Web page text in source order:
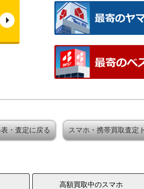
・査定に戻る スマホ・携帯買取査定
高額買取中のスマホ